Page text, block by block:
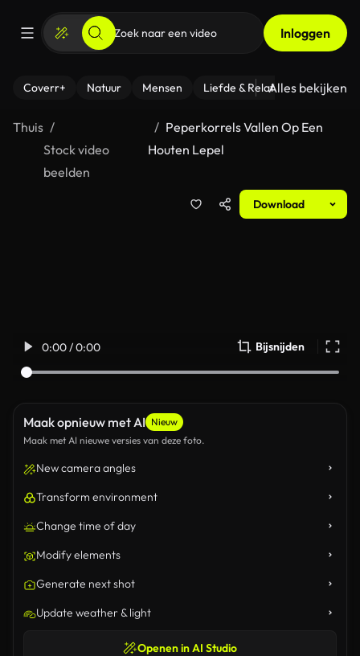
Inloggen
Coverr+ Natuur Mensen Liefde & Relaties - Fitness
Alles bekijken
Thuis
Stock video
beelden
Peperkorrels Vallen Op Een
Houten Lepel
Download
0:00 / 0:00 Bijsnijden
Maak opnieuw met AI Nieuw
Maak met AI nieuwe versies van deze foto.
New camera angles
Transform environment
Change time of day
Modify elements
Generate next shot
Update weather & light
Openen in AI Studio